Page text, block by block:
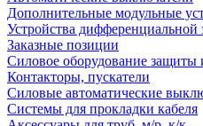
Дополнительные модульные
Устройства
Заказные позиции
Силовое оборудование защиты
Контакторы, пускатели
Силовые автоматические
Системы для прокладки кабеля